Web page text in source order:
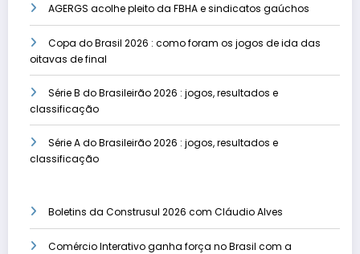
AGERGS acolhe pleito da FBHA e sindicatos gaúchos
Copa do Brasil 2026 : como foram os jogos de ida das
oitavas de final
Série B do Brasileirão 2026 : jogos, resultados e
classificação
Série A do Brasileirão 2026 : jogos, resultados e
classificação
Boletins da Construsul 2026 com Cláudio Alves
Comércio Interativo ganha força no Brasil com a